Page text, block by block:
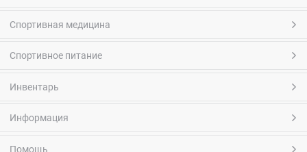
Спортивная медицина
Спортивное питание
Инвентарь
Информация
Помощь